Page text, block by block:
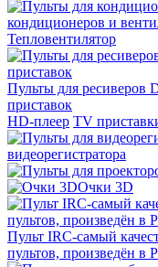
кондиционеров и
Тепловентилятор
Пульты для ресиверов
приставок
HD-плеер TV
видеорегистратора
Очки 3D
Пульт IRC-самый
пультов, произведён